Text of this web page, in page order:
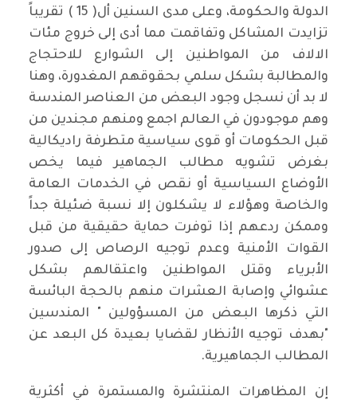
الدولة والحكومة، وعلى مدى السنين أل( 15 ) تقريباً
تزايدت المشاكل وتفاقمت مما أدى إلى خروج مئات
الالاف من المواطنين إلى الشوارع للاحتجاج
والمطالبة بشكل سلمي بحقوقهم المغدورة، وهنا
لا بد أن نسجل وجود البعض من العناصر المندسة
وهم موجودون في العالم اجمع ومنهم مجندين من
قبل الحكومات أو قوى سياسية متطرفة راديكالية
بغرض تشويه مطالب الجماهير فيما يخص
الأوضاع السياسية أو نقص في الخدمات العامة
والخاصة وهؤلاء لا يشكلون إلا نسبة ضئيلة جداً
وممكن ردعهم إذا توفرت حماية حقيقية من قبل
القوات الأمنية وعدم توجيه الرصاص إلى صدور
الأبرياء وقتل المواطنين واعتقالهم بشكل
عشوائي وإصابة العشرات منهم بالحجة البائسة
التي ذكرها البعض من المسؤولين " المندسين
"بهدف توجيه الأنظار لقضايا بعيدة كل البعد عن
المطالب الجماهيرية.
إن المظاهرات المنتشرة والمستمرة في أكثرية